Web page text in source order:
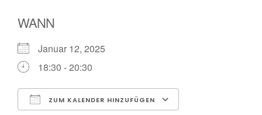
WANN
Januar 12, 2025
18:30 - 20:30
ZUM KALENDER HINZUFÜGEN